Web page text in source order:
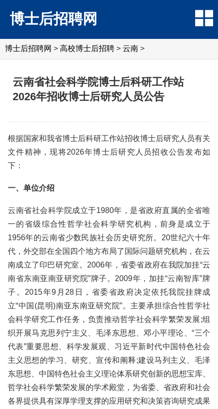
博士后招聘网
博士后招聘网 > 高校博士后招聘 > 云南 >
云南省社会科学院博士后科研工作站
2026年招收博士后研究人员公告
根据国家和我省博士后科研工作站招收博士后研究人员有关
文件精神，现将2026年博士后研究人员招收公告发布如
下：
一、单位介绍
云南省社会科学院成立于1980年，是省政府直属的全省唯
一的省级综合性哲学社会科学研究机构，前身是成立于
1956年的云南省少数民族社会历史研究所。20世纪六十年
代，外交部在全国四个地方布局了国际问题研究机构，在云
南成立了印巴研究室。2006年，省委省政府在我院加挂“云
南省东南亚南亚研究院”牌子。2009年，加挂“云南智库”牌
子。2015年9月28日，省委省政府决定依托我院挂牌成
立“中国(昆明)南亚东南亚研究院”。主要承担综合性哲学社
会科学研究工作任务，负责推动哲学社会科学繁荣发展;组
织开展马克思列宁主义、毛泽东思想、邓小平理论、“三个
代表”重要思想、科学发展观、习近平新时代中国特色社会
主义思想的学习、研究、宣传和阐释;建设马列主义、毛泽
东思想、中国特色社会主义理论体系研究创新的思想宝库、
哲学社会科学繁荣发展的学术殿堂，为省委、省政府和社会
各界提供具有深厚学理支撑的应用研究和决策咨询研究成果